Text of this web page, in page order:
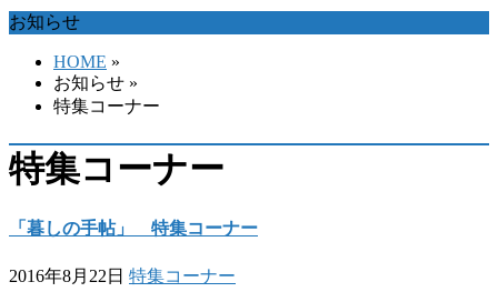
お知らせ
HOME »
お知らせ »
特集コーナー
特集コーナー
「暮しの手帖」 特集コーナー
2016年8月22日 特集コーナー